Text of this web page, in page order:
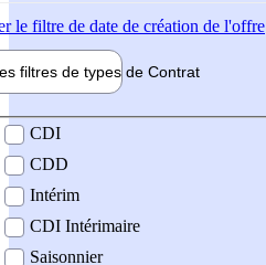
le filtre de date de création de l'offre
filtres de types de Contrat
contrat
CDI
CDD
Intérim
CDI Intérimaire
Saisonnier